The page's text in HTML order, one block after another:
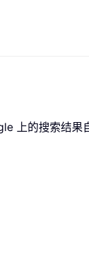
上的搜索结果